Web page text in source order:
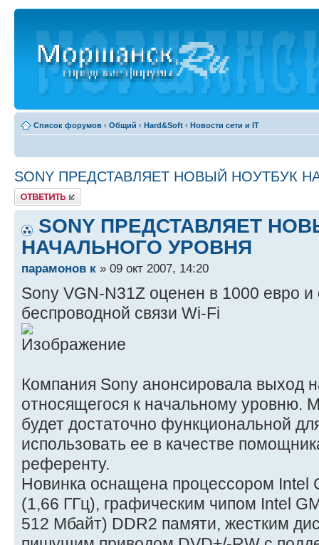
Список форумов ‹ Общий ‹ Hard&Soft ‹ Новости сети и IT
SONY ПРЕДСТАВЛЯЕТ НОВЫЙ НОУТБУК
Ответить
SONY ПРЕДСТАВЛЯЕТ
НАЧАЛЬНОГО УРОВНЯ
парамонов к » 09 окт 2007, 14:20
Sony VGN-N31Z оценен в 1000 евро
беспроводной связи Wi-Fi
Компания Sony анонсировала выход
относящегося к начальному уровню.
будет достаточно функциональной
использовать ее в качестве
референту.
Новинка оснащена процессором Intel
(1,66 ГГц), графическим чипом Intel
512 Мбайт) DDR2 памяти, жестким